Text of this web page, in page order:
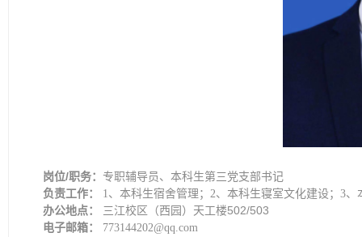
岗位/职务： 专职辅导员、本科生第三党支部书记
负责工作： 1、本科生宿舍管理；2、本科生寝室文化建设；3
办公地点： 三江校区（西园）天工楼502/503
电子邮箱： 773144202@qq.com